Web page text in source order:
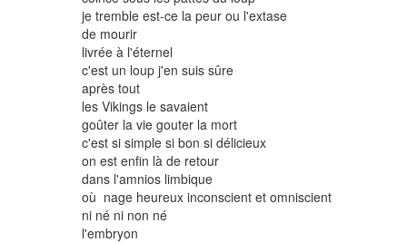
je tremble est-ce la peur ou l'extase
de mourir
livrée à l'éternel
c'est un loup j'en suis sûre
après tout
les Vikings le savaient
goûter la vie gouter la mort
c'est si simple si bon si délicieux
on est enfin là de retour
dans l'amnios limbique
où nage heureux inconscient et omniscient
ni né ni non né
l'embryon